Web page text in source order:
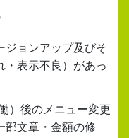
ジョンアップ及びそ
・表示不良）があっ
）後のメニュー変更
部文章・金額の修